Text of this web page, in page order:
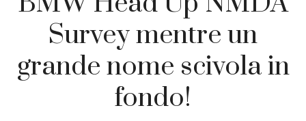
Survey mentre un
grande nome scivola in
fondo!